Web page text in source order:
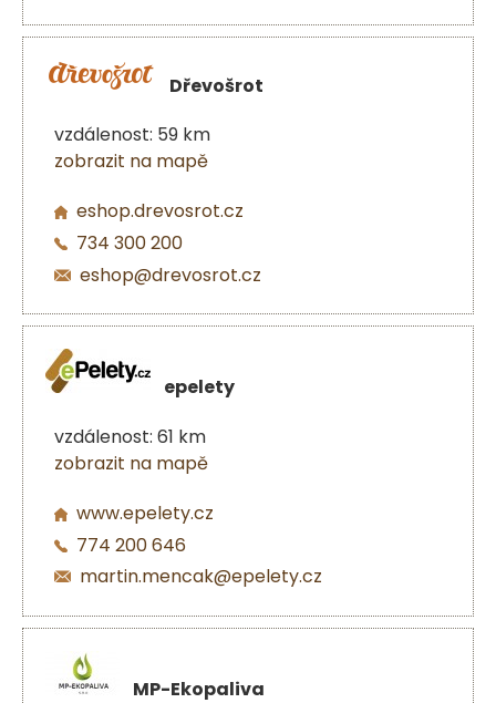
Dřevošrot
vzdálenost: 59 km
zobrazit na mapě
eshop.drevosrot.cz
734 300 200
eshop@drevosrot.cz
epelety
vzdálenost: 61 km
zobrazit na mapě
www.epelety.cz
774 200 646
martin.mencak@epelety.cz
MP-Ekopaliva